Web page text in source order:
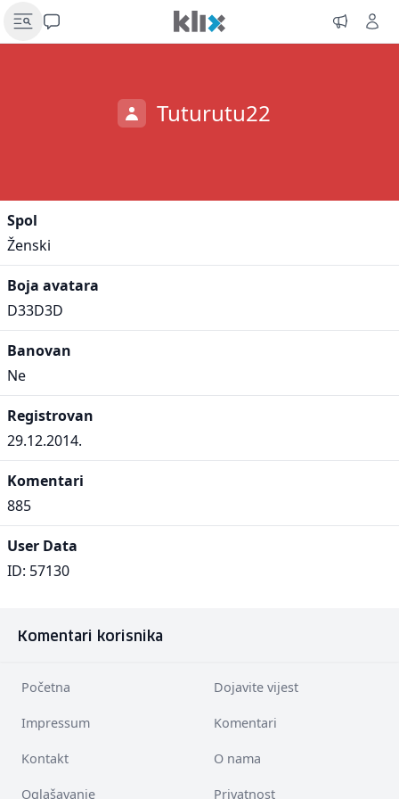
Tuturutu22
Spol
Ženski
Boja avatara
D33D3D
Banovan
Ne
Registrovan
29.12.2014.
Komentari
885
User Data
ID: 57130
Komentari korisnika
Početna Dojavite vijest
Impressum Komentari
Kontakt O nama
Oglašavanje Privatnost